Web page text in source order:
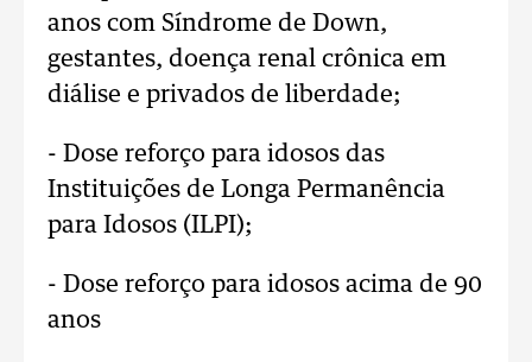
anos com Síndrome de Down,
gestantes, doença renal crônica em
diálise e privados de liberdade;
- Dose reforço para idosos das
Instituições de Longa Permanência
para Idosos (ILPI);
- Dose reforço para idosos acima de 90
anos